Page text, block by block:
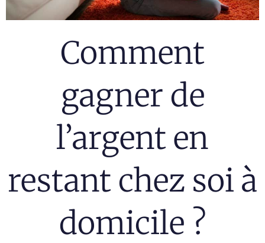
Comment
gagner de
l’argent en
restant chez soi à
domicile ?